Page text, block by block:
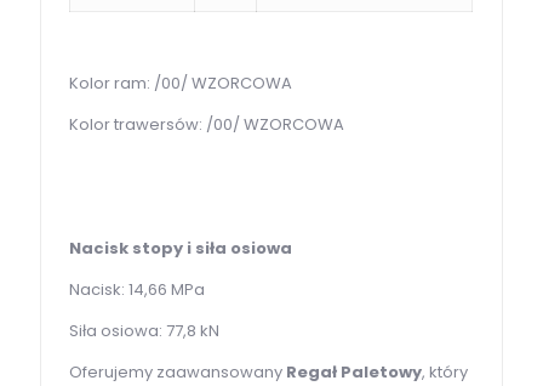
Kolor ram: /00/ WZORCOWA
Kolor trawersów: /00/ WZORCOWA
Nacisk stopy i siła osiowa
Nacisk: 14,66 MPa
Siła osiowa: 77,8 kN
Oferujemy zaawansowany Regał Paletowy, który